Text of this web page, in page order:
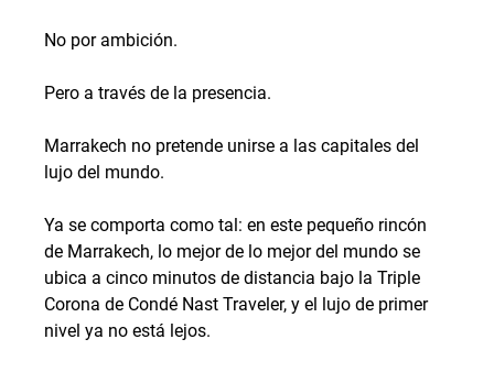
No por ambición.
Pero a través de la presencia.
Marrakech no pretende unirse a las capitales del
lujo del mundo.
Ya se comporta como tal: en este pequeño rincón
de Marrakech, lo mejor de lo mejor del mundo se
ubica a cinco minutos de distancia bajo la Triple
Corona de Condé Nast Traveler, y el lujo de primer
nivel ya no está lejos.